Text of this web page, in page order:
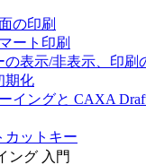
の印刷
ート印刷
の表示/非表示、印刷
期化
イングと CAXA
カットキー
ング 入門